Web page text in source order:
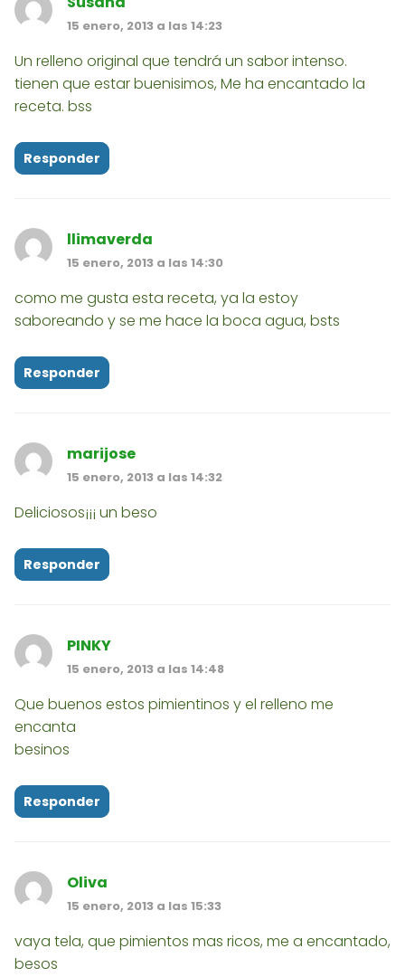
15 enero, 2013 a las 14:23
Un relleno original que tendrá un sabor intenso.
tienen que estar buenisimos, Me ha encantado la
receta. bss
Responder
llimaverda
15 enero, 2013 a las 14:30
como me gusta esta receta, ya la estoy
saboreando y se me hace la boca agua, bsts
Responder
marijose
15 enero, 2013 a las 14:32
Deliciosos¡¡¡ un beso
Responder
PINKY
15 enero, 2013 a las 14:48
Que buenos estos pimientinos y el relleno me
encanta
besinos
Responder
Oliva
15 enero, 2013 a las 15:33
vaya tela, que pimientos mas ricos, me a encantado,
besos